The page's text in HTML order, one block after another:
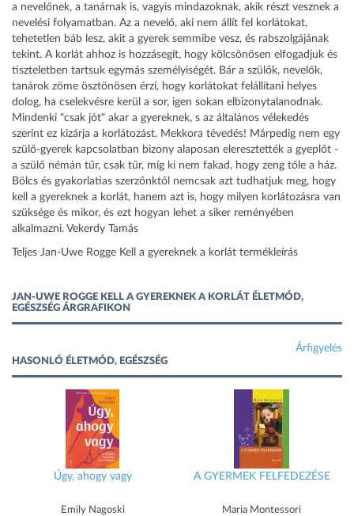
a nevelőnek, a tanárnak is, vagyis mindazoknak, akik részt vesznek a
nevelési folyamatban. Az a nevelő, aki nem állít fel korlátokat,
tehetetlen báb lesz, akit a gyerek semmibe vesz, és rabszolgájának
tekint. A korlát ahhoz is hozzásegít, hogy kölcsönösen elfogadjuk és
tiszteletben tartsuk egymás személyiségét. Bár a szülők, nevelők,
tanárok zöme ösztönösen érzi, hogy korlátokat felállítani helyes
dolog, ha cselekvésre kerül a sor, igen sokan elbizonytalanodnak.
Mindenki "csak jót" akar a gyereknek, s az általános vélekedés
szerint ez kizárja a korlátozást. Mekkora tévedés! Márpedig nem egy
szülő-gyerek kapcsolatban bizony alaposan eleresztették a gyeplőt -
a szülő némán tűr, csak tűr, míg ki nem fakad, hogy zeng tőle a ház.
Bölcs és gyakorlatias szerzőnktől nemcsak azt tudhatjuk meg, hogy
kell a gyereknek a korlát, hanem azt is, hogy milyen korlátozásra van
szüksége és mikor, és ezt hogyan lehet a siker reményében
alkalmazni. Vekerdy Tamás
Teljes Jan-Uwe Rogge Kell a gyereknek a korlát termékleírás
JAN-UWE ROGGE KELL A GYEREKNEK A KORLÁT ÉLETMÓD,
EGÉSZSÉG ÁRGRAFIKON
Árfigyelés
HASONLÓ ÉLETMÓD, EGÉSZSÉG
Úgy, ahogy vagy
Emily Nagoski
A GYERMEK FELFEDEZÉSE
Maria Montessori